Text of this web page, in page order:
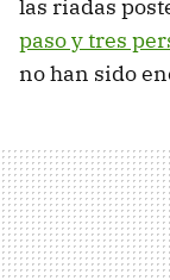
las riadas
paso y tres
no han sido